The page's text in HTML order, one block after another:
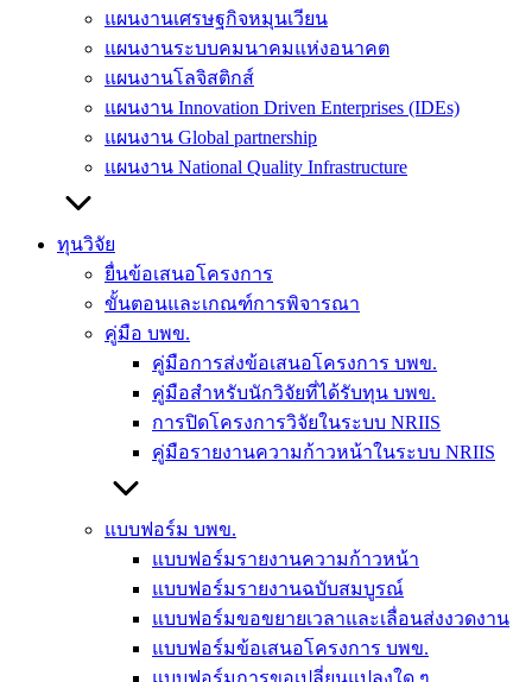
แผนงานเศรษฐกิจหมุนเวียน
แผนงานระบบคมนาคมแห่งอนาคต
แผนงานโลจิสติกส์
แผนงาน Innovation Driven Enterprises (IDEs)
แผนงาน Global partnership
แผนงาน National Quality Infrastructure
ทุนวิจัย
ยื่นข้อเสนอโครงการ
ขั้นตอนและเกณฑ์การพิจารณา
คู่มือ บพข.
คู่มือการส่งข้อเสนอโครงการ บพข.
คู่มือสำหรับนักวิจัยที่ได้รับทุน บพข.
การปิดโครงการวิจัยในระบบ NRIIS
คู่มือรายงานความก้าวหน้าในระบบ NRIIS
แบบฟอร์ม บพข.
แบบฟอร์มรายงานความก้าวหน้า
แบบฟอร์มรายงานฉบับสมบูรณ์
แบบฟอร์มขอขยายเวลาและเลื่อนส่งงวดงาน
แบบฟอร์มข้อเสนอโครงการ บพข.
แบบฟอร์มการขอเปลี่ยนแปลงใด ๆ